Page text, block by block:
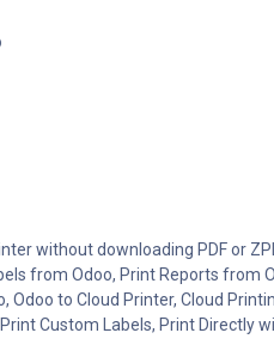
without downloading PDF or
from Odoo, Print Reports from
to Cloud Printer, Cloud
Custom Labels, Print Directly